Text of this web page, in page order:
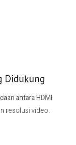
Didukung
antara HDMI
resolusi video.